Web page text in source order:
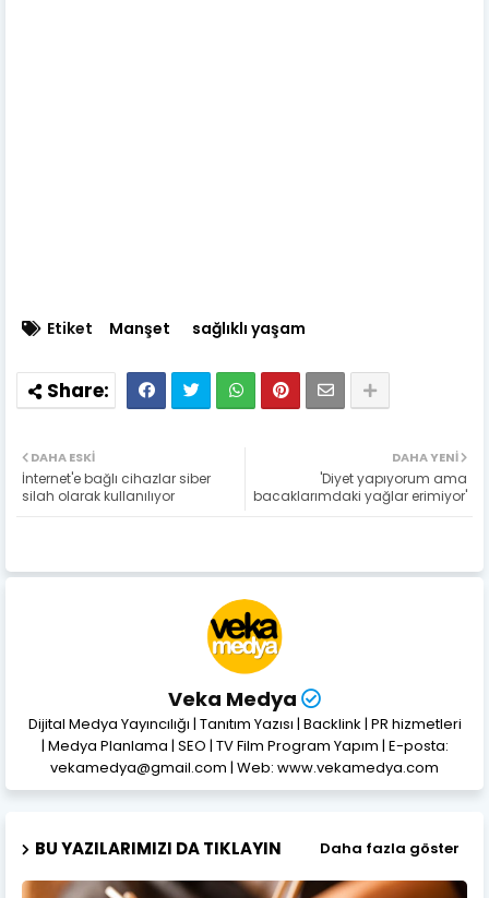
Etiket Manşet sağlıklı yaşam
DAHA YENI
'Diyet yapıyorum ama
bacaklarımdaki yağlar erimiyor'
DAHA ESKI
İnternet'e bağlı cihazlar siber
silah olarak kullanılıyor
Veka Medya
Dijital Medya Yayıncılığı | Tanıtım Yazısı | Backlink | PR hizmetleri
| Medya Planlama | SEO | TV Film Program Yapım | E-posta:
vekamedya@gmail.com | Web: www.vekamedya.com
BU YAZILARIMIZI DA TIKLAYIN Daha fazla göster